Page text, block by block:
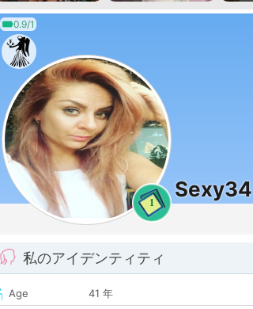
0.9/1
1
Sexy34
私のアイデンティティ
Age
41 年